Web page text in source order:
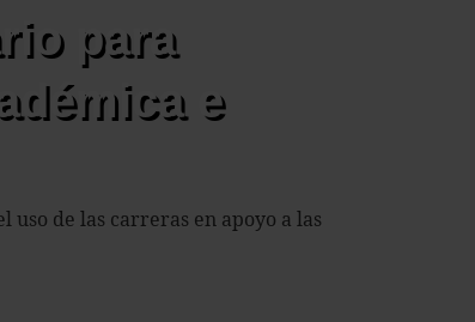
para
e
uso de las carreras en apoyo a las